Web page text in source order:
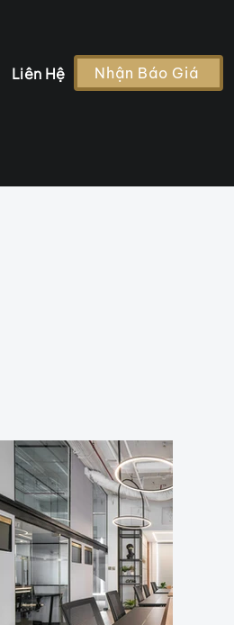
Liên Hệ Nhận Báo Giá